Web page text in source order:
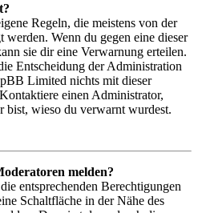
Regeln, die meistens von der
werden. Wenn du gegen eine dieser
sie dir eine Verwarnung erteilen.
Entscheidung der Administration
Limited nichts mit dieser
einen Administrator,
bist, wieso du verwarnt wurdest.
melden?
entsprechenden Berechtigungen
Schaltfläche in der Nähe des